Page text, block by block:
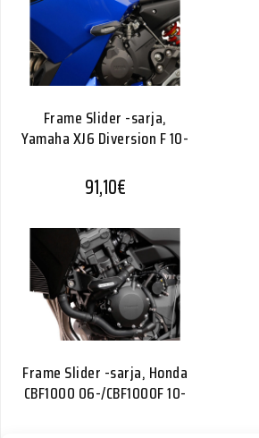
Frame Slider -sarja,
Yamaha XJ6 Diversion F 10-
91,10€
Frame Slider -sarja, Honda
CBF1000 06-/CBF1000F 10-